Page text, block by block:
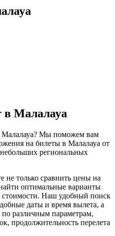
в Малалауа
Мы поможем вам
на билеты в Малалауа от
региональных
только сравнить цены на
оптимальные варианты
стоимости. Наш удобный поиск
даты и время вылета, а
по различным параметрам,
продолжительность перелета